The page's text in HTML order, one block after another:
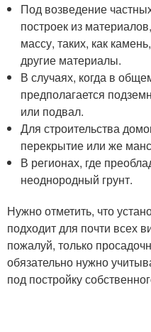
Под возведение
построек из
массу, таких, как
другие материалы.
В случаях, когда в
предполагается
или подвал.
Для строительства
перекрытие или же
В регионах, где
неоднородный грунт.
Нужно отметить, что
подходит для почти всех
пожалуй, только
обязательно нужно
под постройку